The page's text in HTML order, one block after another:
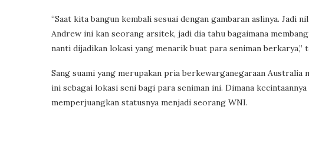
“Saat kita bangun kembali sesuai dengan gambaran aslinya.
Andrew ini kan seorang arsitek, jadi dia tahu bagaimana
nanti dijadikan lokasi yang menarik buat para seniman berkarya,”
Sang suami yang merupakan pria berkewarganegaraan Australia
ini sebagai lokasi seni bagi para seniman ini. Dimana
memperjuangkan statusnya menjadi seorang WNI.